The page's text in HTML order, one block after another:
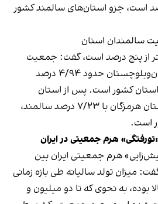
بیشتر از ۱۴ درصد است، جزو استان‌های سالمند کشور
سالمندان استان
از پنج درصد است، گفت: جمعیت
سالمندان استان سیستان‌وبلوچستان حدود ۴/۹۴ درصد
کشور است. پس از استان
سیستان‌وبلوچستان، استان هرمزگان با ۷/۲۳ درصد سالمند،
است.
هرم جمعیتی در ایران
هرم جمعیتی ایران بین
۱۳۵۸ تا ۱۳۷۰ گفت: میزان تولد سالیانه طی بازه زمانی
بوده، به نحوی که تا دو میلیون و